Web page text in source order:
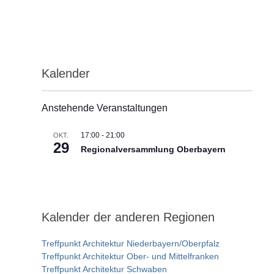
Kalender
Anstehende Veranstaltungen
OKT.
29
17:00- 21:00
Regionalversammlung Oberbayern
Kalender der anderen Regionen
Treffpunkt Architektur Niederbayern/Oberpfalz
Treffpunkt Architektur Ober- und Mittelfranken
Treffpunkt Architektur Schwaben